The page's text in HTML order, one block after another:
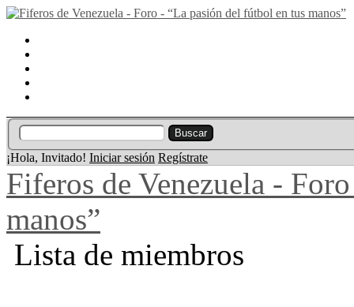
¡Hola, Invitado! Iniciar sesión Regístrate
Fiferos de Venezuela -
manos”
Lista de miembros